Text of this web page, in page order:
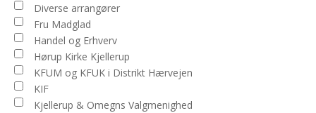
Diverse arrangører
Fru Madglad
Handel og Erhverv
Hørup Kirke Kjellerup
KFUM og KFUK i Distrikt Hærvejen
KIF
Kjellerup & Omegns Valgmenighed